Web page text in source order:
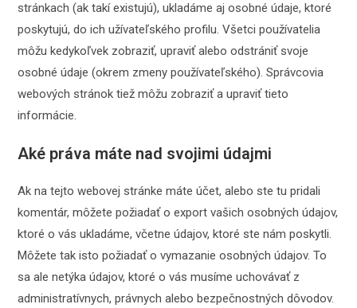
stránkach (ak takí existujú), ukladáme aj osobné údaje, ktoré
poskytujú, do ich užívateľského profilu. Všetci používatelia
môžu kedykoľvek zobraziť, upraviť alebo odstrániť svoje
osobné údaje (okrem zmeny používateľského). Správcovia
webových stránok tiež môžu zobraziť a upraviť tieto
informácie.
Aké práva máte nad svojimi údajmi
Ak na tejto webovej stránke máte účet, alebo ste tu pridali
komentár, môžete požiadať o export vašich osobných údajov,
ktoré o vás ukladáme, včetne údajov, ktoré ste nám poskytli.
Môžete tak isto požiadať o vymazanie osobných údajov. To
sa ale netýka údajov, ktoré o vás musíme uchovávať z
administratívnych, právnych alebo bezpečnostných dôvodov.